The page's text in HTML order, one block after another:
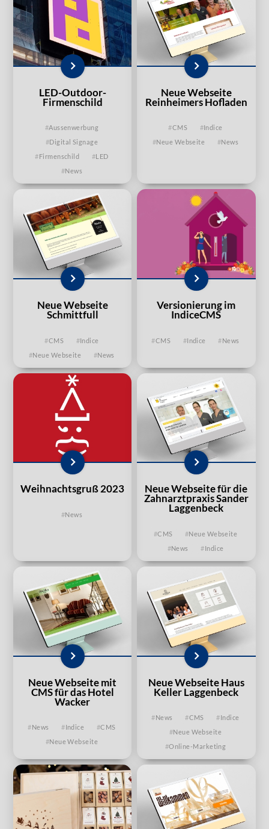
LED-Outdoor-
Firmenschild
Aussenwerbung
Digital Signage
Firmenschild
LED
News
Neue Webseite
Reinheimers Hofladen
CMS
Indice
Neue Webseite
News
Neue Webseite
Schmittfull
CMS
Indice
Neue Webseite
News
Versionierung im
IndiceCMS
CMS Indice News
Weihnachtsgruß 2023
News
Neue Webseite für die
Zahnarztpraxis Sander
Laggenbeck
CMS
Neue Webseite
News
Indice
Neue Webseite mit
CMS für das Hotel
Wacker
News Indice
CMS
Neue Webseite
Neue Webseite Haus
Keller Laggenbeck
News CMS
Indice
Neue Webseite
Online-Marketing